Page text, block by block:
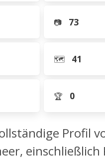
📷 73
🗺️ 41
🏆 0
Profil
einschließlich